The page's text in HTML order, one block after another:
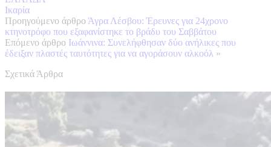
Ικαρία
Προηγούμενο άρθρο Άγρα Λέσβου: Έρευνες για 24χρονο
κτηνοτρόφο που εξαφανίστηκε το βράδυ του Σαββάτου
Επόμενο άρθρο Ιωάννινα: Συνελήφθησαν δύο ανήλικες που
έδειξαν πλαστές ταυτότητες για να αγοράσουν αλκοόλ »
Σχετικά Άρθρα